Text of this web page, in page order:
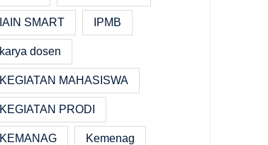
IAIN SMART IPMB
karya dosen
KEGIATAN MAHASISWA
KEGIATAN PRODI
KEMANAG Kemenag